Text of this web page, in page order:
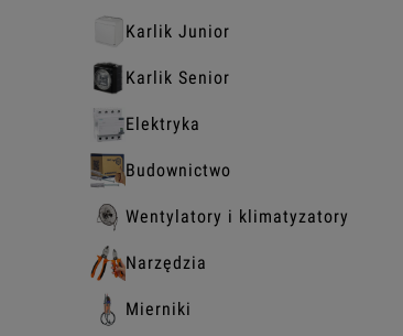
Karlik Junior
Karlik Senior
Elektryka
Budownictwo
Wentylatory i klimatyzatory
Narzędzia
Mierniki